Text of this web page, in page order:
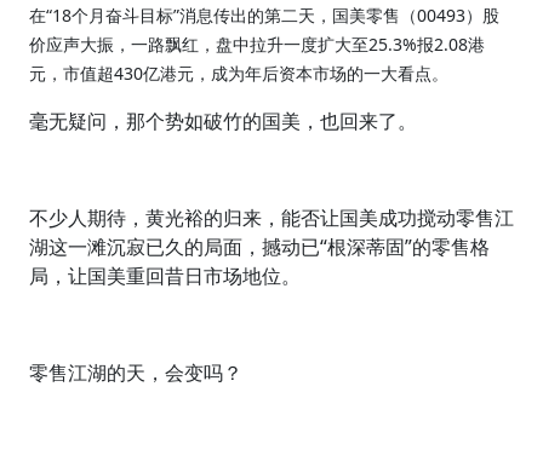
在“18个月奋斗目标”消息传出的第二天，国美零售（00493）股
价应声大振，一路飘红，盘中拉升一度扩大至25.3%报2.08港
元，市值超430亿港元，成为年后资本市场的一大看点。
毫无疑问，那个势如破竹的国美，也回来了。
不少人期待，黄光裕的归来，能否让国美成功搅动零售江
湖这一滩沉寂已久的局面，撼动已“根深蒂固”的零售格
局，让国美重回昔日市场地位。
零售江湖的天，会变吗？